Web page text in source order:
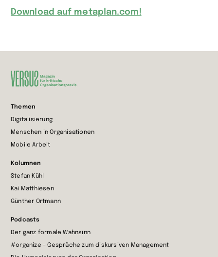
Download auf metaplan.com!
Startseite
wechseln
Themen
Digitalisierung
Menschen in Organisationen
Mobile Arbeit
Kolumnen
Stefan Kühl
Kai Matthiesen
Günther Ortmann
Podcasts
Der ganz formale Wahnsinn
#organize – Gespräche zum diskursiven Management